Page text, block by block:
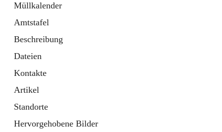
Müllkalender
Amtstafel
Beschreibung
Dateien
Kontakte
Artikel
Standorte
Hervorgehobene Bilder